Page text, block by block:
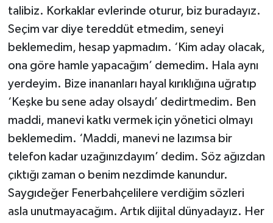
talibiz. Korkaklar evlerinde oturur, biz buradayız.
Seçim var diye tereddüt etmedim, seneyi
beklemedim, hesap yapmadım. ‘Kim aday olacak,
ona göre hamle yapacağım’ demedim. Hala aynı
yerdeyim. Bize inananları hayal kırıklığına uğratıp
‘Keşke bu sene aday olsaydı’ dedirtmedim. Ben
maddi, manevi katkı vermek için yönetici olmayı
beklemedim. ‘Maddi, manevi ne lazımsa bir
telefon kadar uzağınızdayım’ dedim. Söz ağızdan
çıktığı zaman o benim nezdimde kanundur.
Saygıdeğer Fenerbahçelilere verdiğim sözleri
asla unutmayacağım. Artık dijital dünyadayız. Her